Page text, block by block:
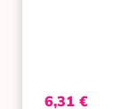
6,31 €